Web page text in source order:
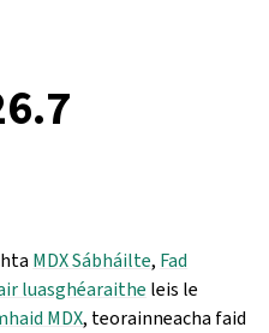
MDX Sábháilte, Fad
luasghéaraithe leis le
MDX, teorainneacha faid